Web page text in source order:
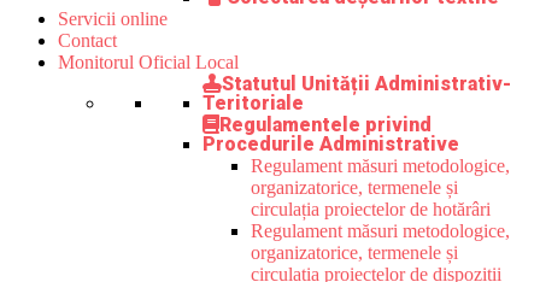
Servicii online
Contact
Monitorul Oficial Local
Statutul Unității Administrativ-
Teritoriale
Regulamentele privind
Procedurile Administrative
Regulament măsuri metodologice,
organizatorice, termenele și
circulația proiectelor de hotărâri
Regulament măsuri metodologice,
organizatorice, termenele și
circulația proiectelor de dispoziții